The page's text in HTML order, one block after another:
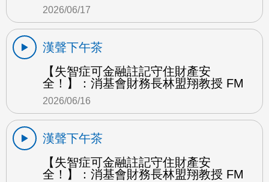
2026/06/17
漢聲下午茶
【失智症可金融註記守住財產安
全！】：消基會財務長林盟翔教授 FM
2026/06/16
漢聲下午茶
【失智症可金融註記守住財產安
全！】：消基會財務長林盟翔教授 FM